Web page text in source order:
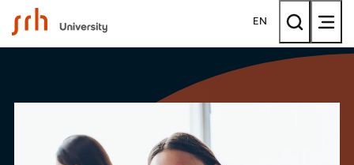
SRH University EN